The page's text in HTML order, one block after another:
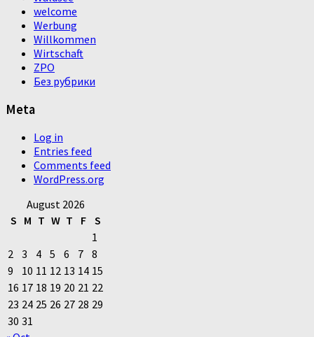
welcome
Werbung
Willkommen
Wirtschaft
ZPO
Без рубрики
Meta
Log in
Entries feed
Comments feed
WordPress.org
August 2026
S M T W T F S
1
2 3 4 5 6 7 8
9
10 11 12 13 14 15
16 17 18 19 20 21 22
23 24 25 26 27 28 29
30 31